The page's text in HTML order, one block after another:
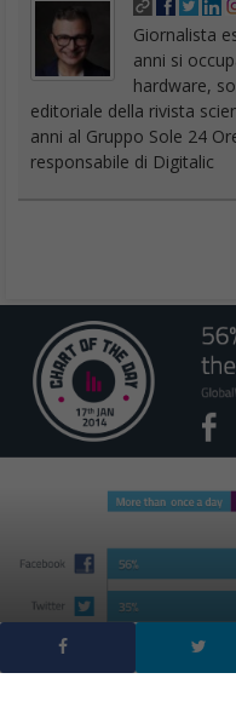
Giornalista
anni si
hardware,
editoriale della rivista
anni al Gruppo Sole 24
responsabile di Digitalic